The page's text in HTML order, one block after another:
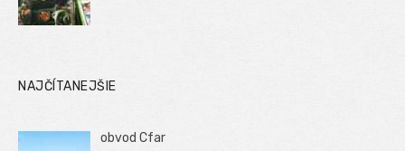
NAJČÍTANEJŠIE
obvod Cfar